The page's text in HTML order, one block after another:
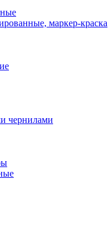
маркер-краска
чернилами